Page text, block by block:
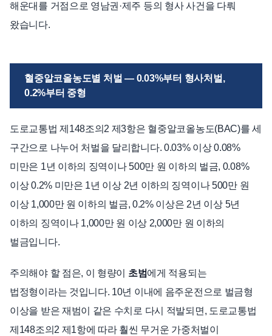
해운대를 거점으로 영남권·제주 등의 형사 사건을 다뤄
왔습니다.
혈중알코올농도별 처벌 — 0.03%부터 형사처벌,
0.2%부터 중형
도로교통법 제148조의2 제3항은 혈중알코올농도(BAC)를 세
구간으로 나누어 처벌을 달리합니다. 0.03% 이상 0.08%
미만은 1년 이하의 징역이나 500만 원 이하의 벌금, 0.08%
이상 0.2% 미만은 1년 이상 2년 이하의 징역이나 500만 원
이상 1,000만 원 이하의 벌금, 0.2% 이상은 2년 이상 5년
이하의 징역이나 1,000만 원 이상 2,000만 원 이하의
벌금입니다.
주의해야 할 점은, 이 형량이 초범에게 적용되는
법정형이라는 것입니다. 10년 이내에 음주운전으로 벌금형
이상을 받은 재범이 같은 수치로 다시 적발되면, 도로교통법
제148조의2 제1항에 따라 훨씬 무거운 가중처벌이